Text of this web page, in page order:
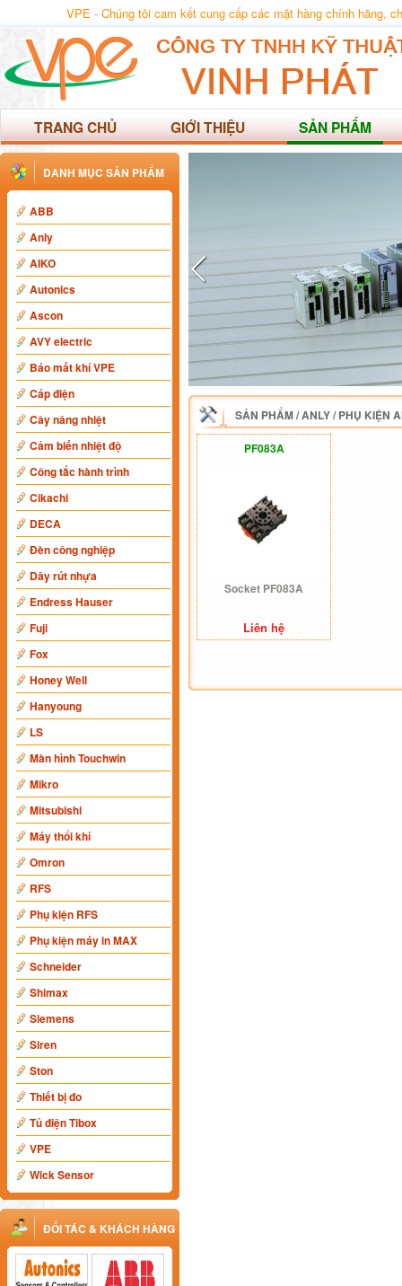
VPE - Chúng tôi cam kết cung cấp các mặt hàng chính hãng,
TRANG CHỦ GIỚI THIỆU SẢN PHẨM
DANH MỤC SẢN PHẨM
ABB
Anly
AIKO
Autonics
Ascon
AVY electric
Báo mất khí VPE
Cáp điện
Cây nâng nhiệt
Cảm biến nhiệt độ
Công tắc hành trình
Cikachi
DECA
Đèn công nghiệp
Dây rút nhựa
Endress Hauser
Fuji
Fox
Honey Well
Hanyoung
LS
Màn hình Touchwin
Mikro
Mitsubishi
Máy thổi khí
Omron
RFS
Phụ kiện RFS
Phụ kiện máy in MAX
Schneider
Shimax
Siemens
Siren
Ston
Thiết bị đo
Tủ điện Tibox
VPE
Wick Sensor
ĐỐI TÁC & KHÁCH HÀNG
SẢN PHẨM/ANLY/PHỤ KIỆN
PF083A
Socket PF083A
Liên hệ